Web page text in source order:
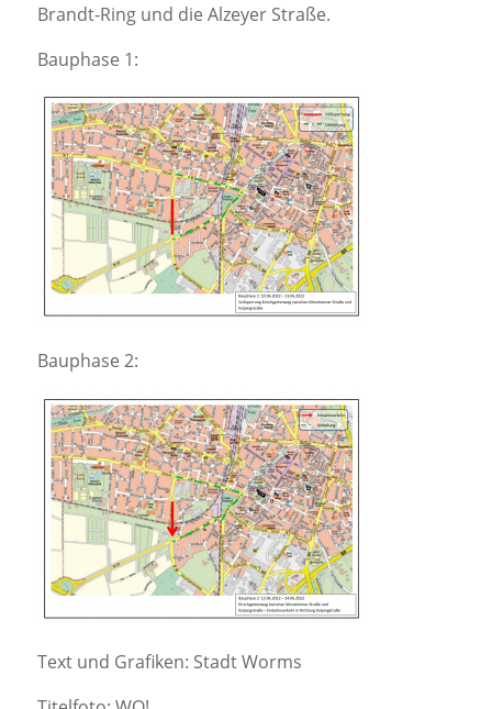
Brandt-Ring und die Alzeyer Straße.
Bauphase 1:
Bauphase 2:
Text und Grafiken: Stadt Worms